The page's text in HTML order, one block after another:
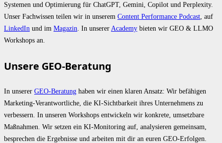
Systemen und Optimierung für ChatGPT, Gemini, Copilot und Perplexity.
Unser Fachwissen teilen wir in unserem Content Performance Podcast , auf
LinkedIn und im Magazin . In unserer Academy bieten wir GEO & LLMO
Workshops an.
Unsere GEO-Beratung
In unserer GEO-Beratung haben wir einen klaren Ansatz: Wir befähigen
Marketing-Verantwortliche, die KI-Sichtbarkeit ihres Unternehmens zu
verbessern. In unseren Workshops entwickeln wir konkrete, umsetzbare
Maßnahmen. Wir setzen ein KI-Monitoring auf, analysieren gemeinsam,
besprechen die Ergebnisse und arbeiten mit dir an euren GEO-Erfolgen.